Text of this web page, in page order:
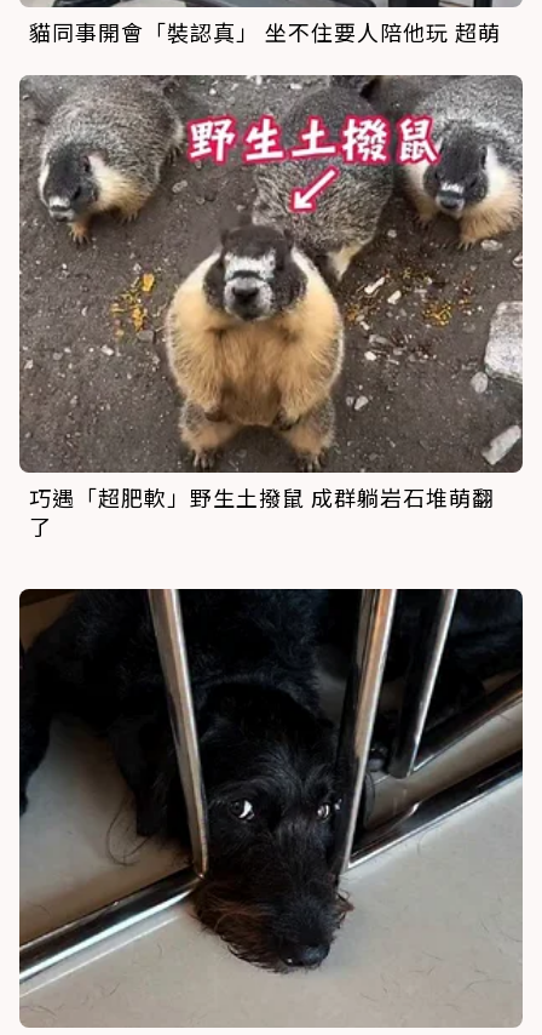
貓同事開會「裝認真」 坐不住要人陪他玩 超萌
巧遇「超肥軟」野生土撥鼠 成群躺岩石堆萌翻
了